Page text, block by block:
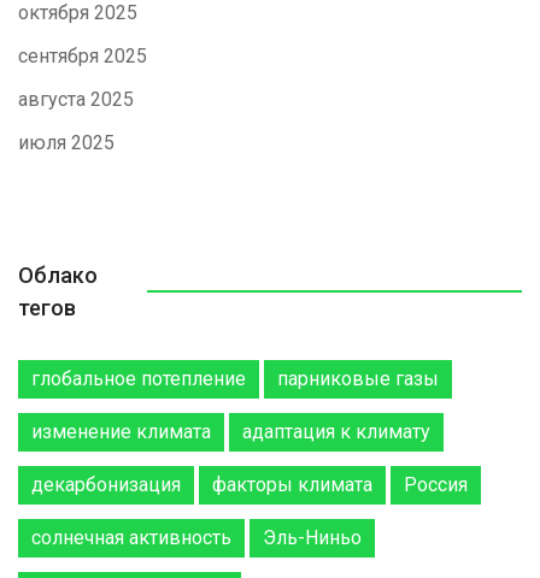
октября 2025
сентября 2025
августа 2025
июля 2025
Облако
тегов
глобальное потепление парниковые газы
изменение климата адаптация к климату
декарбонизация факторы климата Россия
солнечная активность Эль-Ниньо